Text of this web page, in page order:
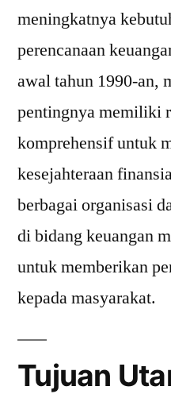
meningkatnya
perencanaan
awal tahun 1990-an,
pentingnya memiliki
komprehensif untuk
kesejahteraan
berbagai organisasi
di bidang keuangan
untuk memberikan
kepada masyarakat.
Tujuan